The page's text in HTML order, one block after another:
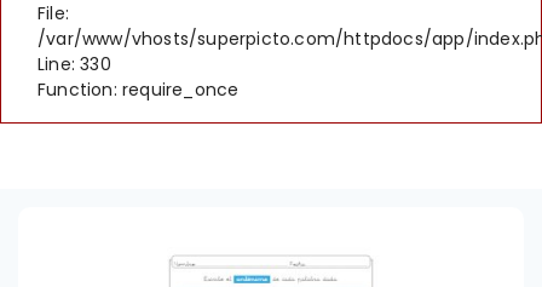
File:
/var/www/vhosts/superpicto.com/httpdocs/app/
Line: 330
Function: require_once